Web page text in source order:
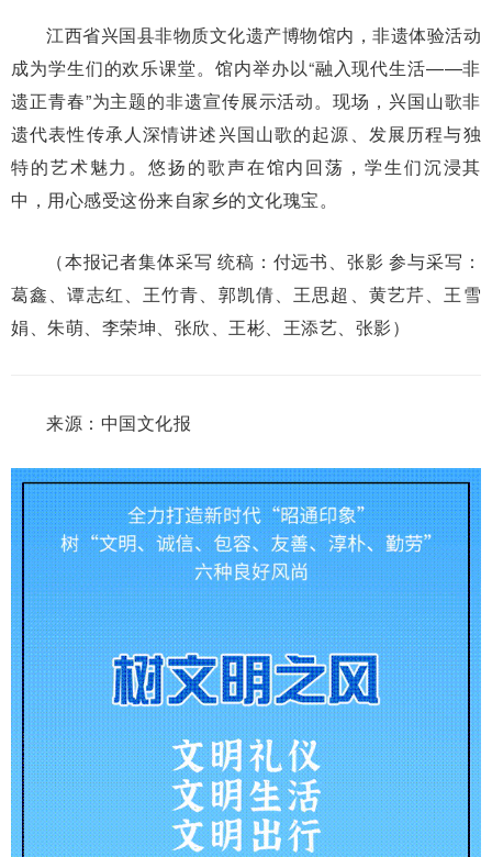
江西省兴国县非物质文化遗产博物馆内，非遗体验活动
成为学生们的欢乐课堂。馆内举办以“融入现代生活——非
遗正青春”为主题的非遗宣传展示活动。现场，兴国山歌非
遗代表性传承人深情讲述兴国山歌的起源、发展历程与独
特的艺术魅力。悠扬的歌声在馆内回荡，学生们沉浸其
中，用心感受这份来自家乡的文化瑰宝。
（本报记者集体采写 统稿：付远书、张影 参与采写：
葛鑫、谭志红、王竹青、郭凯倩、王思超、黄艺芹、王雪
娟、朱萌、李荣坤、张欣、王彬、王添艺、张影）
来源：中国文化报